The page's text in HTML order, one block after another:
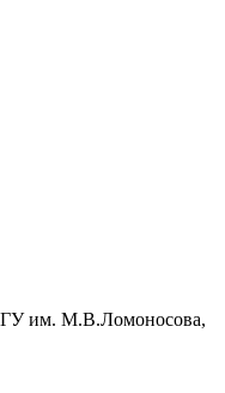
им. М.В.Ломоносова,